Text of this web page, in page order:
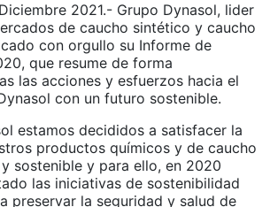
2021.- Grupo Dynasol, lider
de caucho sintético y caucho
con orgullo su Informe de
que resume de forma
las acciones y esfuerzos hacia el
con un futuro sostenible.
estamos decididos a satisfacer la
productos químicos y de caucho
sostenible y para ello, en 2020
las iniciativas de sostenibilidad
preservar la seguridad y salud de